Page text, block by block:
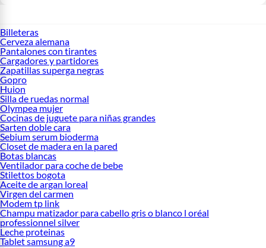
Billeteras
Cerveza alemana
Pantalones con tirantes
Cargadores y partidores
Zapatillas superga negras
Gopro
Huion
Silla de ruedas normal
Olympea mujer
Cocinas de juguete para niñas grandes
Sarten doble cara
Sebium serum bioderma
Closet de madera en la pared
Botas blancas
Ventilador para coche de bebe
Stilettos bogota
Aceite de argan loreal
Virgen del carmen
Modem tp link
Champu matizador para cabello gris o blanco l oréal
professionnel silver
Leche proteinas
Tablet samsung a9